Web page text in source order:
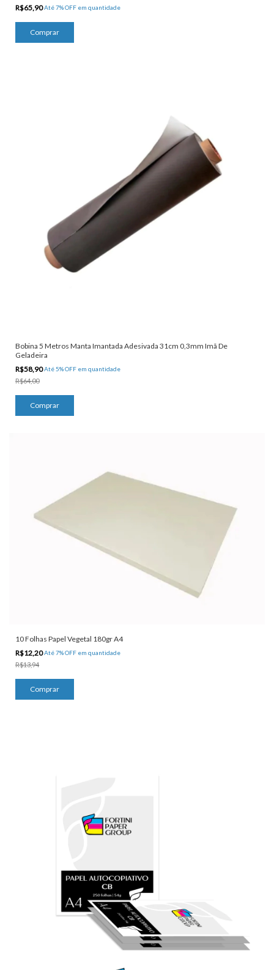
R$65,90Até 7% OFF em quantidade
Bobina 5 Metros Manta Imantada Adesivada 31cm 0,3mm Imã De
Geladeira
R$58,90Até 5% OFF em quantidade
R$64,00
10 Folhas Papel Vegetal 180gr A4
R$12,20Até 7% OFF em quantidade
R$13,94